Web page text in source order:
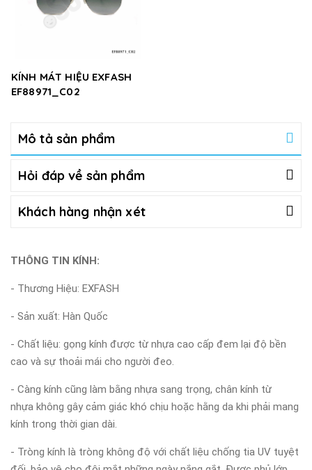
KÍNH MÁT HIỆU EXFASH
EF88971_C02
Mô tả sản phẩm
Hỏi đáp về sản phẩm
Khách hàng nhận xét
THÔNG TIN KÍNH:
- Thương Hiệu: EXFASH
- Sản xuất: Hàn Quốc
- Chất liệu: gọng kính được từ nhựa cao cấp đem lại độ bền
cao và sự thoải mái cho người đeo.
- Càng kính cũng làm bằng nhựa sang trọng, chân kính từ
nhựa không gây cảm giác khó chịu hoặc hằng da khi phải mang
kính trong thời gian dài.
- Tròng kính là tròng không độ với chất liệu chống tia UV tuyệt